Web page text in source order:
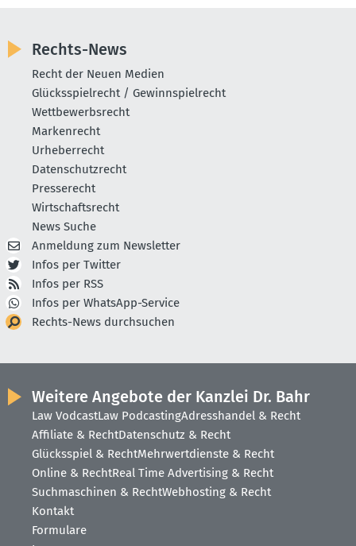
Rechts-News
Recht der Neuen Medien
Glücksspielrecht / Gewinnspielrecht
Wettbewerbsrecht
Markenrecht
Urheberrecht
Datenschutzrecht
Presserecht
Wirtschaftsrecht
News Suche
Anmeldung zum Newsletter
Infos per Twitter
Infos per RSS
Infos per WhatsApp-Service
Rechts-News durchsuchen
Weitere Angebote der Kanzlei Dr. Bahr
Law VodcastLaw PodcastingAdresshandel & Recht
Affiliate & RechtDatenschutz & Recht
Glücksspiel & RechtMehrwertdienste & Recht
Online & RechtReal Time Advertising & Recht
Suchmaschinen & RechtWebhosting & Recht
Kontakt
Formulare